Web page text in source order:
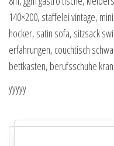
140×200, staffelei vintage,
hocker, satin sofa, sitzsack
erfahrungen, couchtisch
bettkasten, berufsschuhe
yyyyy